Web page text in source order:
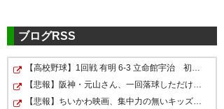
アントラーズ勝ったけどなんか
内容はともかく連勝！何よりも
まずは結果が大事。 一方、降格
ブログRSS
【高校野球】1回戦 有明 6-3 立命館宇治 初出場の有明が…
【悲報】阪神・元山さん、一回落球しただけで週刊誌に“お…
【悲報】ちいかわ映画、集中力の無いキッズが観ると「こ…